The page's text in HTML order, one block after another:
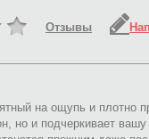
Отзывы
на ощупь и плотно
но и подчеркивает